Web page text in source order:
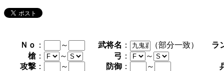
Ｎｏ ： ～ 武将名 ： （部分一致）
ラ
槍 ： ～ 弓 ：
～
攻撃 ： ～ 防御 ： ～